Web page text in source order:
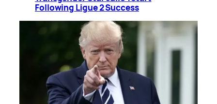
Following Ligue 2 Success